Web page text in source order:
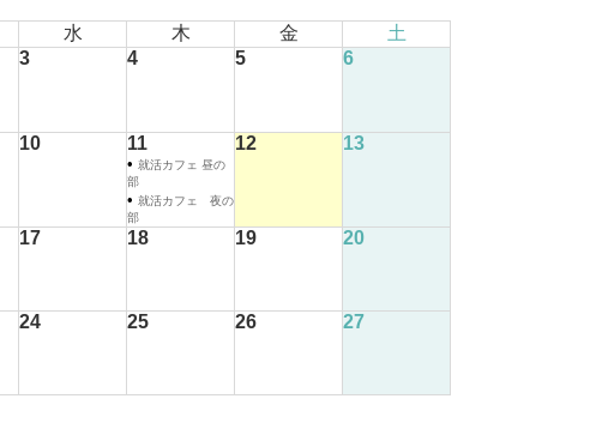
水 木 金
土
3 4 5 6
10 11
• 就活カフェ 昼の
部
• 就活カフェ 夜の
部
12 13
17 18 19 20
24 25 26 27